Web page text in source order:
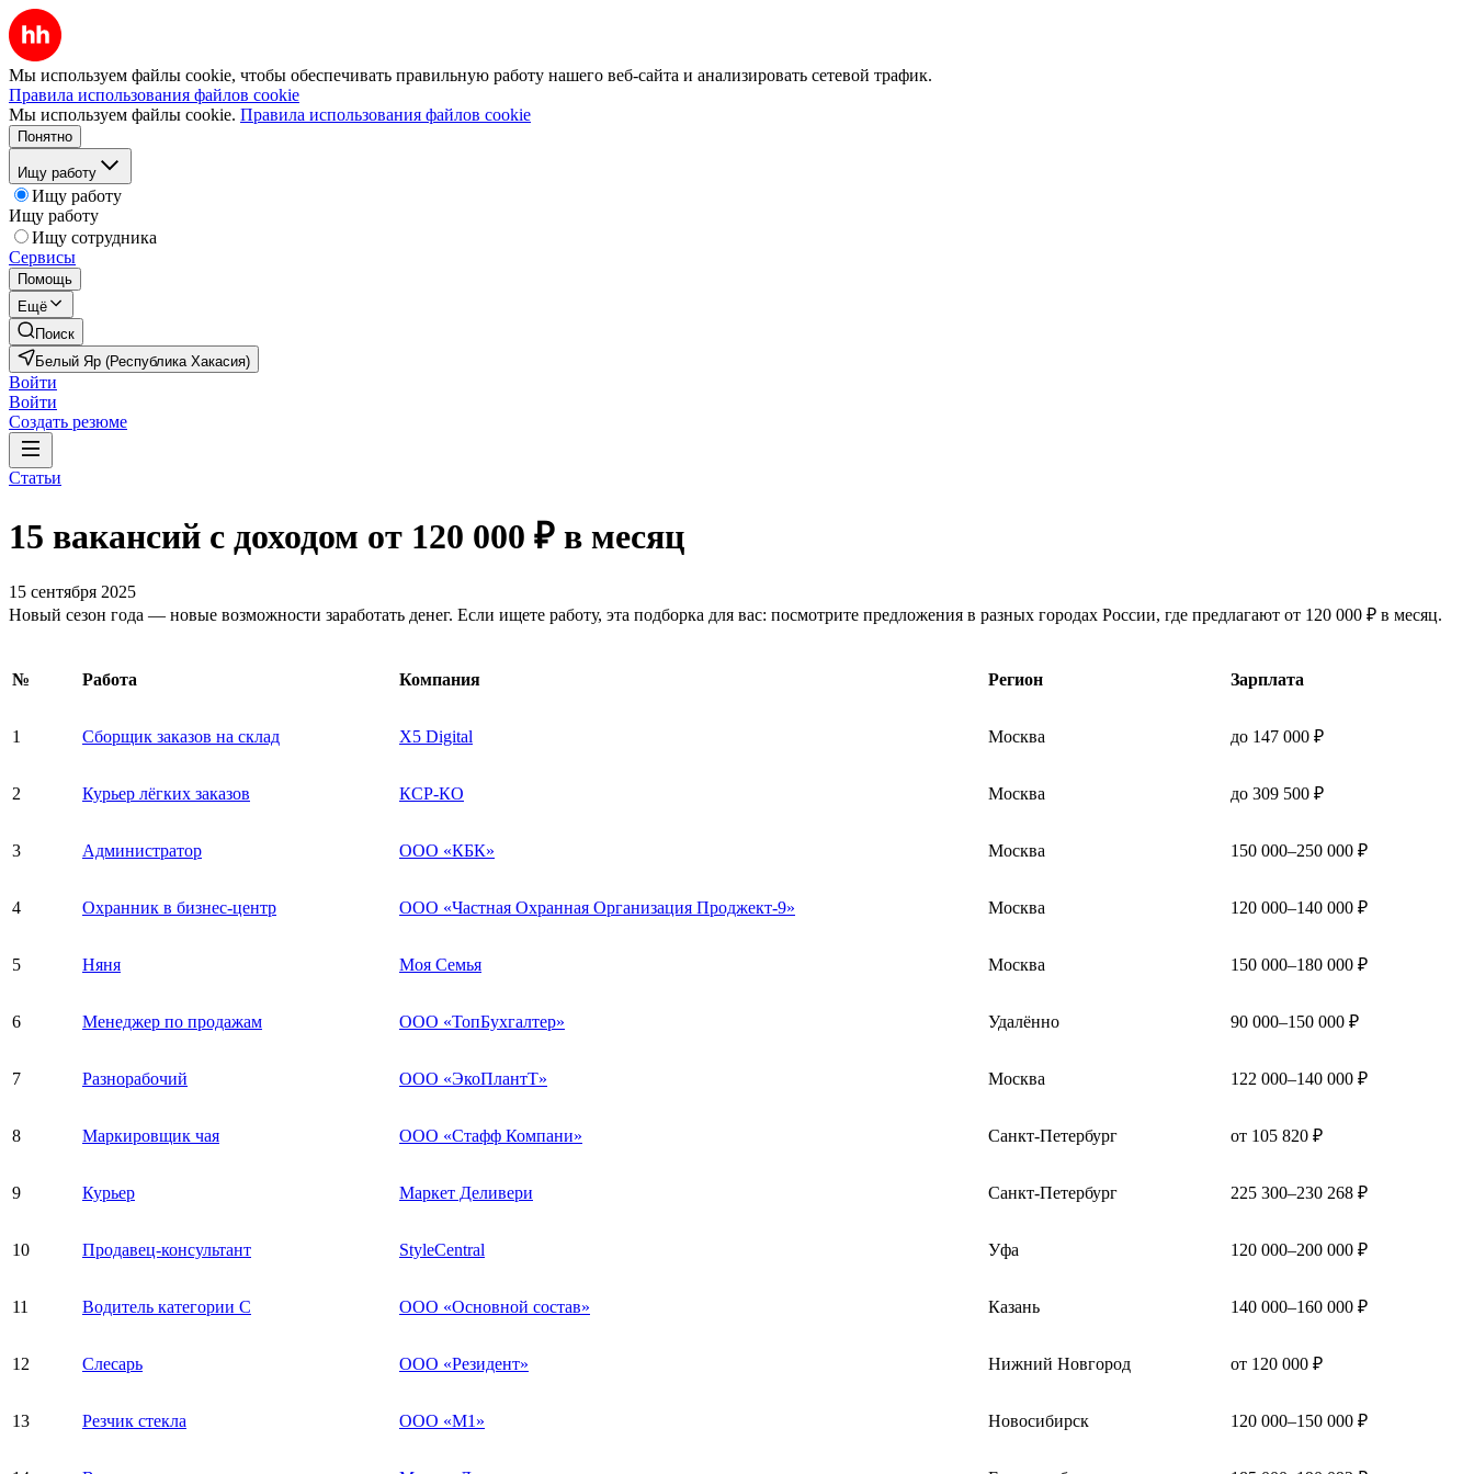
Мы используем файлы cookie, чтобы обеспечивать правильную работу нашего веб-сайта и анализировать сетевой трафик.
Правила использования файлов cookie
Мы используем файлы cookie. Правила использования файлов cookie
Понятно
Ищу работу
Ищу работу
Ищу работу
Ищу сотрудника
Сервисы
Помощь
Ещё
Поиск
Белый Яр (Республика Хакасия)
Войти
Войти
Создать резюме
Статьи
15 вакансий с доходом от 120 000 ₽ в месяц
15 сентября 2025
Новый сезон года — новые возможности заработать денег. Если ищете работу, эта подборка для вас: посмотрите предложения в разных городах России, где предлагают от 120 000 ₽ в месяц.
№ Работа Компания Регион Зарплата
1 Сборщик заказов на склад X5 Digital Москва до 147 000 ₽
2 Курьер лёгких заказов КСР-КО Москва до 309 500 ₽
3 Администратор ООО «КБК» Москва 150 000–250 000 ₽
4 Охранник в бизнес-центр ООО «Частная Охранная Организация Проджект-9» Москва 120 000–140 000 ₽
5 Няня Моя Семья Москва 150 000–180 000 ₽
6 Менеджер по продажам ООО «ТопБухгалтер» Удалённо 90 000–150 000 ₽
7 Разнорабочий ООО «ЭкоПлантТ» Москва 122 000–140 000 ₽
8 Маркировщик чая ООО «Стафф Компани» Санкт-Петербург от 105 820 ₽
9 Курьер Маркет Деливери Санкт-Петербург 225 300–230 268 ₽
10 Продавец-консультант StyleCentral Уфа 120 000–200 000 ₽
11 Водитель категории С ООО «Основной состав» Казань 140 000–160 000 ₽
12 Слесарь ООО «Резидент» Нижний Новгород от 120 000 ₽
13 Резчик стекла ООО «М1» Новосибирск 120 000–150 000 ₽